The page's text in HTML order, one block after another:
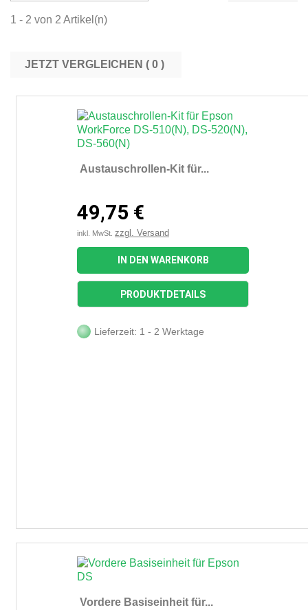
1 - 2 von 2 Artikel(n)
JETZT VERGLEICHEN ( 0
Austauschrollen-Kit für...
49,75 €
inkl. MwSt. zzgl. Versand
IN DEN WARENKORB
PRODUKTDETAILS
Lieferzeit: 1 - 2 Werktage
Vordere Basiseinheit für...